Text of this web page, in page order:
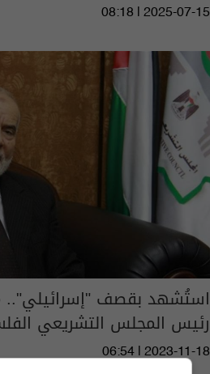
08:18 | 2025-07-15
استُشهد بقصف "إسرائيلي"..
رئيس المجلس التشريعي
06:54 | 2023-11-18